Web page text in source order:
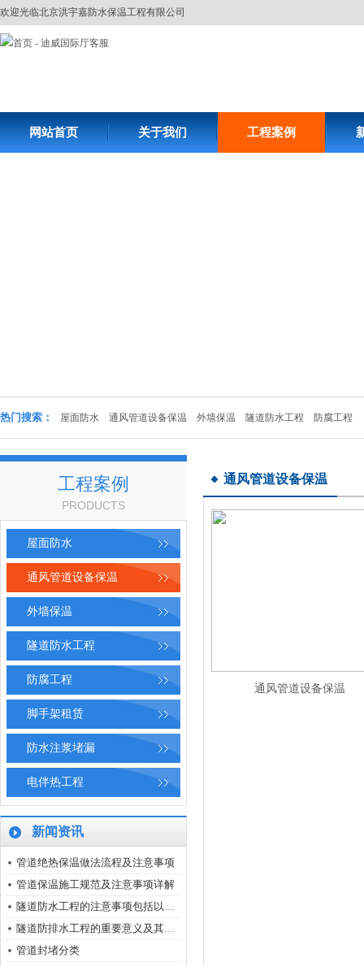
欢迎光临北京洪宇嘉防水保温工程有限公司
网站首页 关于我们 工程案例
热门搜索： 屋面防水 通风管道设备保温 外墙保温 隧道防水工程 防腐工程
工程案例
PRODUCTS
屋面防水
通风管道设备保温
外墙保温
隧道防水工程
防腐工程
脚手架租赁
防水注浆堵漏
电伴热工程
新闻资讯
管道绝热保温做法流程及注意事项
管道保温施工规范及注意事项详解
‌隧道防水工程的注意事项包括以下几个方面‌
隧道防排水工程的重要意义及其质量控制要点
管道封堵分类
脚手架
屋面防水
通风管道设备保温
通风管道设备保温